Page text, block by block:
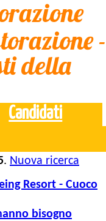
Candidati
. Nuova ricerca
Resort - Cuoco
bisogno